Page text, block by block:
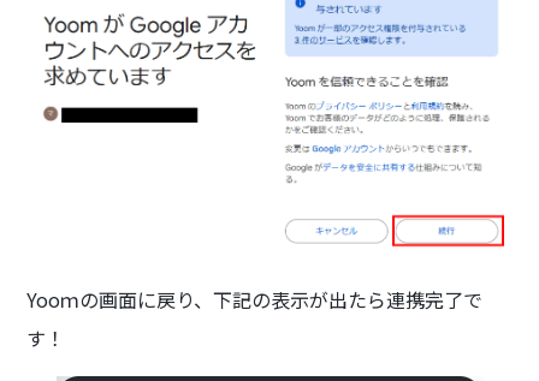
Yooｍの画面に戻り、下記の表示が出たら連携完了で
す！